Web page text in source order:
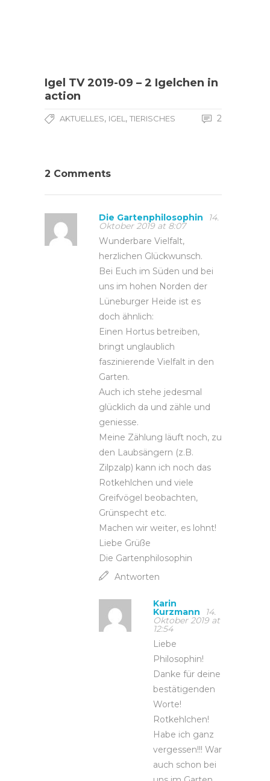
Igel TV 2019-09 – 2 Igelchen in
action
AKTUELLES, IGEL , TIERISCHES 2
2 Comments
Die Gartenphilosophin 14.
Oktober 2019 at 8:07
Wunderbare Vielfalt,
herzlichen Glückwunsch.
Bei Euch im Süden und bei
uns im hohen Norden der
Lüneburger Heide ist es
doch ähnlich:
Einen Hortus betreiben,
bringt unglaublich
faszinierende Vielfalt in den
Garten.
Auch ich stehe jedesmal
glücklich da und zähle und
geniesse.
Meine Zählung läuft noch, zu
den Laubsängern (z.B.
Zilpzalp) kann ich noch das
Rotkehlchen und viele
Greifvögel beobachten,
Grünspecht etc.
Machen wir weiter, es lohnt!
Liebe Grüße
Die Gartenphilosophin
Antworten
Karin
Kurzmann 14.
Oktober 2019 at
12:54
Liebe
Philosophin!
Danke für deine
bestätigenden
Worte!
Rotkehlchen!
Habe ich ganz
vergessen!!! War
auch schon bei